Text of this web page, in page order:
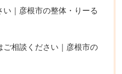
い｜彦根市の整体・りーる
ご相談ください｜彦根市の